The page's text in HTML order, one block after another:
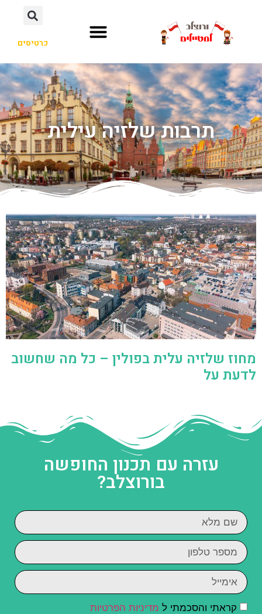
כרטיסים
תרבות שלזיה עילית
מחוז שלזיה עלית בפולין – כל מה שחשוב
לדעת על
עזרה עם תכנון החופשה
בורוצלב?
קראתי והסכמתי ל מדיניות הפרטיות